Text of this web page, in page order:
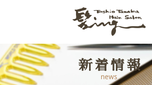
初めての方へ
店舗一覧
新着情報
news